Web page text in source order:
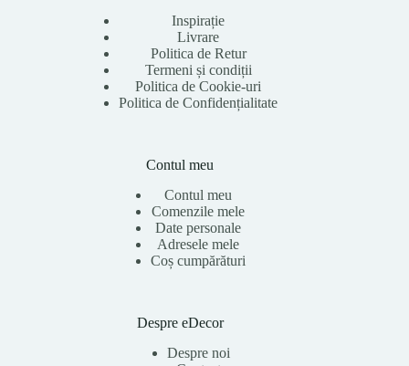
Inspirație
Livrare
Politica de Retur
Termeni și condiții
Politica de Cookie-uri
Politica de Confidențialitate
Contul meu
Contul meu
Comenzile mele
Date personale
Adresele mele
Coș cumpărături
Despre eDecor
Despre noi